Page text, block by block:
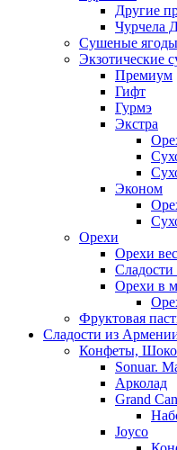
Другие
Чурчела
Сушеные ягоды
Экзотические
Премиум
Гифт
Гурмэ
Экстра
Эконом
Орехи
Орехи
Орехи в
Фруктовая
Сладости из
Конфеты,
Sonuar.
Арколад
Grand
Joyco